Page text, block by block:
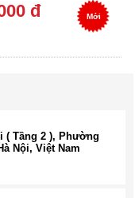
đ Mới
( Tầng 2 ), Phường
Nội, Việt Nam